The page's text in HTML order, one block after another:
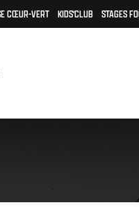
CŒUR-VERT KIDS'CLUB STAGES